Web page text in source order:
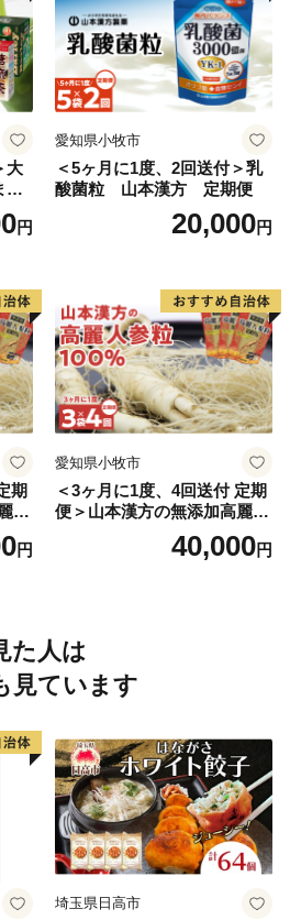
大
黒
円
愛知県小牧市
＜5ヶ月に1度、2回送付＞乳
酸菌粒 山本漢方 定期便
20,000円
期
人
円
愛知県小牧市
＜3ヶ月に1度、4回送付 定期
便＞山本漢方の無添加高麗人
40,000円
た人は
見ています
埼玉県日高市